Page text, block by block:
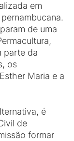
em
de uma
parte da
os
Maria e a
é
de
formar